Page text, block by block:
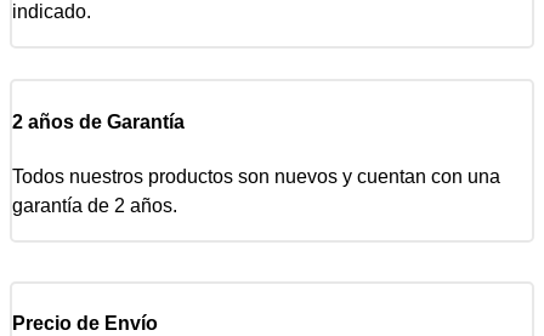
indicado.
2 años de Garantía
Todos nuestros productos son nuevos y cuentan con una
garantía de 2 años.
Precio de Envío